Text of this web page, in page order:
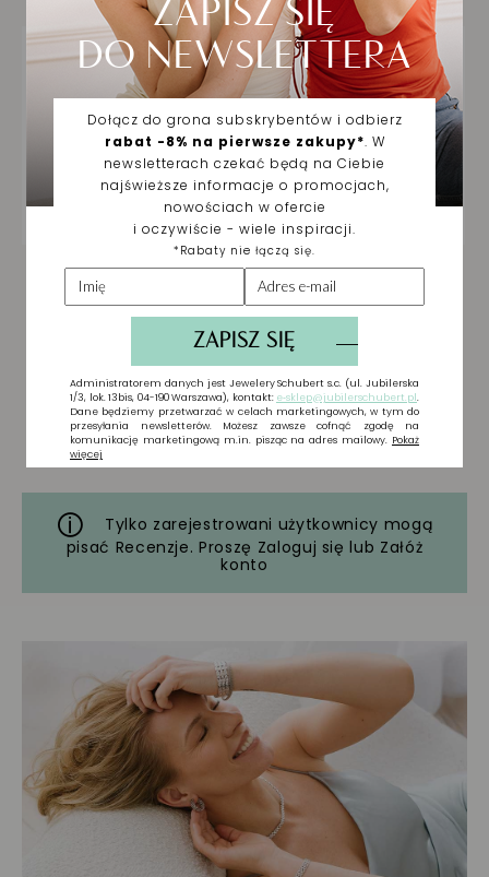
Tylko zarejestrowani użytkownicy mogą
pisać Recenzje. Proszę Zaloguj się lub Załóż
konto